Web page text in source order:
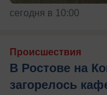
сегодня в 10:00
Происшествия
В Ростове на
загорелось